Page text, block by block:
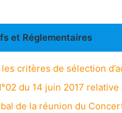
et Réglementaires
critères de sélection
du 14 juin 2017
de la réunion du